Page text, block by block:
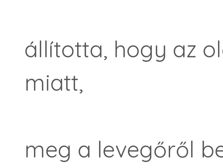
állította, hogy az
miatt,
meg a levegőről